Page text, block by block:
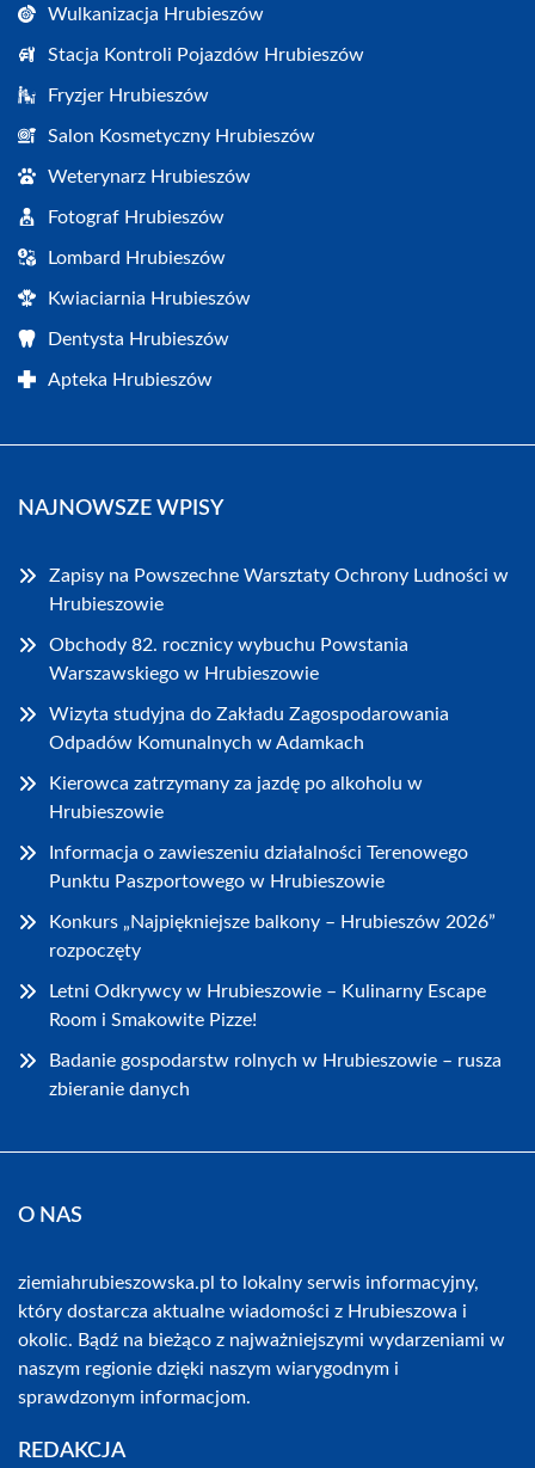
Wulkanizacja Hrubieszów
Stacja Kontroli Pojazdów Hrubieszów
Fryzjer Hrubieszów
Salon Kosmetyczny Hrubieszów
Weterynarz Hrubieszów
Fotograf Hrubieszów
Lombard Hrubieszów
Kwiaciarnia Hrubieszów
Dentysta Hrubieszów
Apteka Hrubieszów
NAJNOWSZE WPISY
Zapisy na Powszechne Warsztaty Ochrony Ludności w
Hrubieszowie
Obchody 82. rocznicy wybuchu Powstania
Warszawskiego w Hrubieszowie
Wizyta studyjna do Zakładu Zagospodarowania
Odpadów Komunalnych w Adamkach
Kierowca zatrzymany za jazdę po alkoholu w
Hrubieszowie
Informacja o zawieszeniu działalności Terenowego
Punktu Paszportowego w Hrubieszowie
Konkurs „Najpiękniejsze balkony – Hrubieszów 2026”
rozpoczęty
Letni Odkrywcy w Hrubieszowie – Kulinarny Escape
Room i Smakowite Pizze!
Badanie gospodarstw rolnych w Hrubieszowie – rusza
zbieranie danych
O NAS
ziemiahrubieszowska.pl to lokalny serwis informacyjny,
który dostarcza aktualne wiadomości z Hrubieszowa i
okolic. Bądź na bieżąco z najważniejszymi wydarzeniami w
naszym regionie dzięki naszym wiarygodnym i
sprawdzonym informacjom.
REDAKCJA